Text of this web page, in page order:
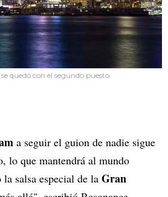
quedó con el segundo puesto.
a seguir el guion de nadie sigue
lo que mantendrá al mundo
salsa especial de la Gran